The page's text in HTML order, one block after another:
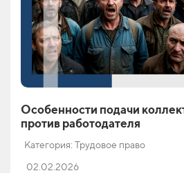
Особенности подачи
против работодателя
Категория: Трудовое право
02.02.2026